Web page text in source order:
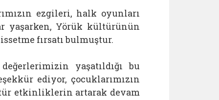
ezgileri, halk oyunları
Yörük kültürünün
fırsatı bulmuştur.
yaşatıldığı bu
ediyor, çocuklarımızın
etkinliklerin artarak devam